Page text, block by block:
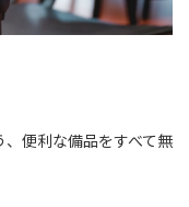
便利な備品をすべて無